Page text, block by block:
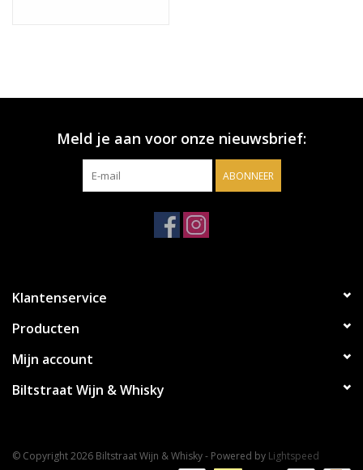
Meld je aan voor onze nieuwsbrief:
ABONNEER
Klantenservice
Producten
Mijn account
Biltstraat Wijn & Whisky
© Copyright 2026 Biltstraat Wijn & Whisky - Powered by Lightspeed